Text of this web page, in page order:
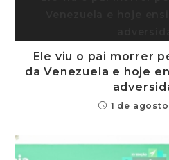
Ele viu o pai morrer
da Venezuela e hoje
1 de